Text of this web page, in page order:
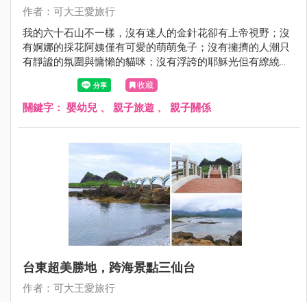
作者：可大王愛旅行
我的六十石山不一樣，沒有迷人的金針花卻有上帝視野；沒
有婀娜的採花阿姨僅有可愛的萌萌兔子；沒有擁擠的人潮只
有靜謐的氛圍與慵懶的貓咪；沒有浮誇的耶穌光但有繚繞山
嵐將我的心繫在這塊美麗的土地。原來，六十石山一年四季
皆美，讓人驚豔。
收藏
關鍵字： 嬰幼兒 、 親子旅遊 、 親子關係
台東超美勝地，跨海景點三仙台
作者：可大王愛旅行